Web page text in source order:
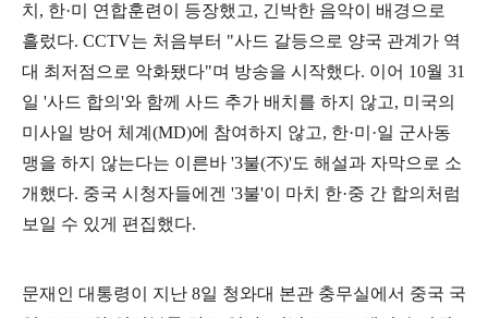
치 , 한·미 연합훈련이 등장했고, 긴박한 음악이 배경으로
흘렀다. CCTV는 처음부터 "사드 갈등으로 양국 관계가 역
대 최저점으로 악화됐다"며 방송을 시작했다. 이어 10월 31
일 '사드 합의 '와 함께 사드 추가 배치를 하지 않고, 미국의
미사일 방어 체계 (MD)에 참여하지 않고, 한·미 ·일 군사동
맹을 하지 않는다는 이른바 '3불(不)'도 해설과 자막으로 소
개했다. 중국 시청자들에겐 '3불'이 마치 한·중 간 합의처럼
보일 수 있게 편집했다.
문재인 대통령이 지난 8일 청와대 본관 충무실에서 중국 국